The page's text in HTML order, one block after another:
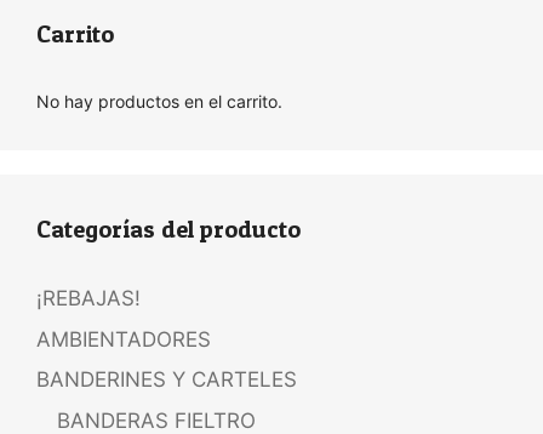
Carrito
No hay productos en el carrito.
Categorías del producto
¡REBAJAS!
AMBIENTADORES
BANDERINES Y CARTELES
BANDERAS FIELTRO